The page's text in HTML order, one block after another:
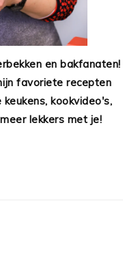
en bakfanaten!
favoriete recepten
kookvideo's,
lekkers met je!